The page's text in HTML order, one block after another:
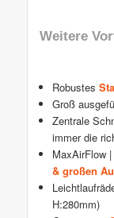
Weitere
Robustes
Groß
Zentrale
immer die
MaxAirFlow
& großen
H:280mm)